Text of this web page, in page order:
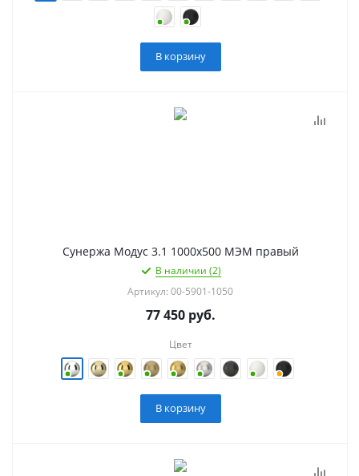
В корзину
Сунержа Модус 3.1 1000х500 МЭМ правый
В наличии (2)
Артикул: 00-5901-1050
77 450руб.
Цвет
В корзину